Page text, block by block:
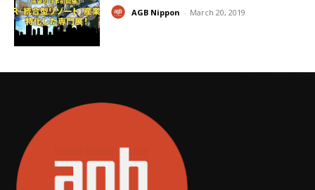
AGB Nippon - March 20, 2019